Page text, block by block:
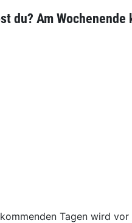
du? Am
Tagen wird